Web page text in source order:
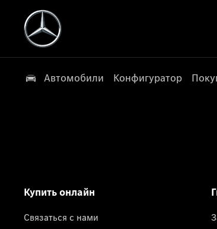
Автомобили Конфигуратор
Купить онлайн
Связаться с нами